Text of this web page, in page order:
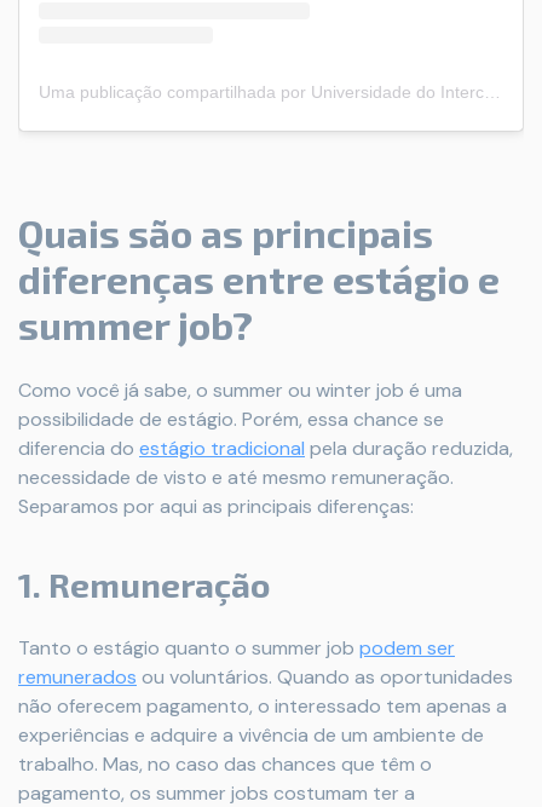
Quais são as principais
diferenças entre estágio e
summer job?
Como você já sabe, o summer ou winter job é uma
possibilidade de estágio. Porém, essa chance se
diferencia do estágio tradicional pela duração reduzida,
necessidade de visto e até mesmo remuneração.
Separamos por aqui as principais diferenças:
1. Remuneração
Tanto o estágio quanto o summer job podem ser
remunerados ou voluntários. Quando as oportunidades
não oferecem pagamento, o interessado tem apenas a
experiências e adquire a vivência de um ambiente de
trabalho. Mas, no caso das chances que têm o
pagamento, os summer jobs costumam ter a